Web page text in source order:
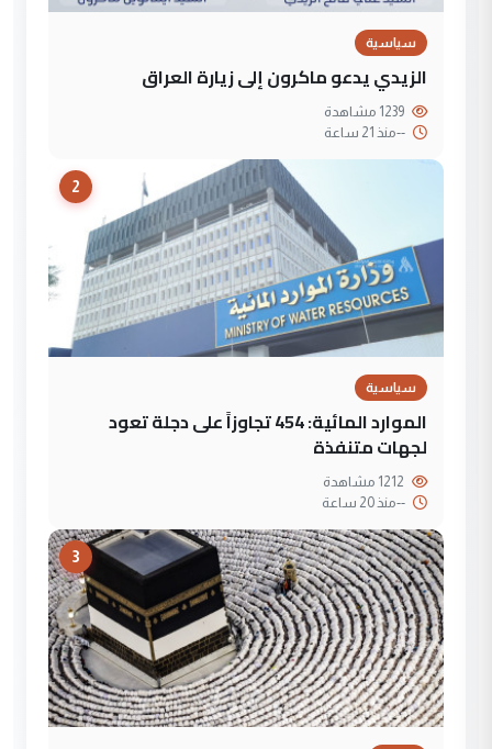
سياسية
الزيدي يدعو ماكرون إلى زيارة العراق
--منذ 21 ساعة
2
سياسية
الموارد المائية: 454 تجاوزاً على دجلة تعود
لجهات متنفذة
--منذ 20 ساعة
3